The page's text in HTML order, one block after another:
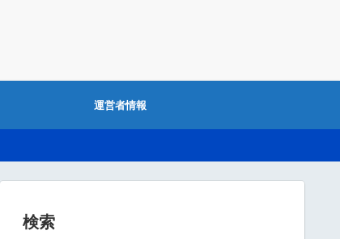
運営者情報
検索